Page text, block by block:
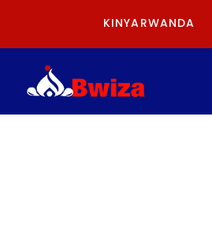
KINYARWANDA